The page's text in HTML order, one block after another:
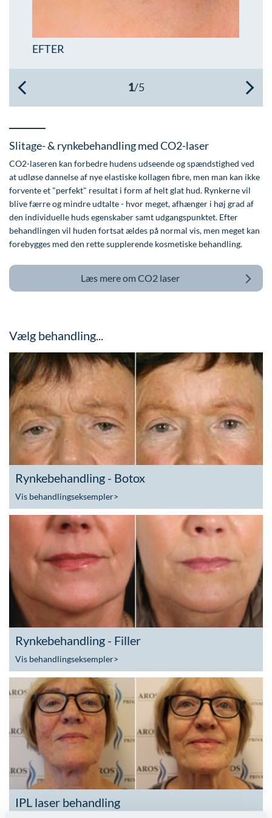
EFTER
Slitage- & rynkebehandling med CO2-laser
CO2-laseren kan forbedre hudens udseende og spændstighed ved
at udløse dannelse af nye elastiske kollagen fibre, men man kan ikke
forvente et "perfekt" resultat i form af helt glat hud. Rynkerne vil
blive færre og mindre udtalte - hvor meget, afhænger i høj grad af
den individuelle huds egenskaber samt udgangspunktet. Efter
behandlingen vil huden fortsat ældes på normal vis, men meget kan
forebygges med den rette supplerende kosmetiske behandling.
Læs mere om CO2 laser
Vælg behandling...
Rynkebehandling - Botox
Vis behandlingseksempler>
Rynkebehandling - Filler
Vis behandlingseksempler>
IPL laser behandling